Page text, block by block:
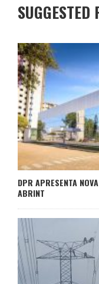
SUGGESTED
DPR APRESENTA
ABRINT